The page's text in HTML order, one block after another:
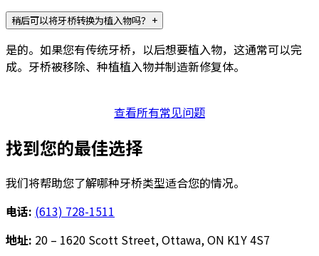
稍后可以将牙桥转换为植入物吗？ +
是的。如果您有传统牙桥，以后想要植入物，这通常可以完
成。牙桥被移除、种植植入物并制造新修复体。
查看所有常见问题
找到您的最佳选择
我们将帮助您了解哪种牙桥类型适合您的情况。
电话: (613) 728-1511
地址: 20 – 1620 Scott Street, Ottawa, ON K1Y 4S7